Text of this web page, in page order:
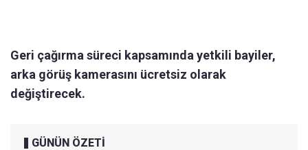
Geri çağırma süreci kapsamında yetkili bayiler,
arka görüş kamerasını ücretsiz olarak
değiştirecek.
GÜNÜN ÖZETİ